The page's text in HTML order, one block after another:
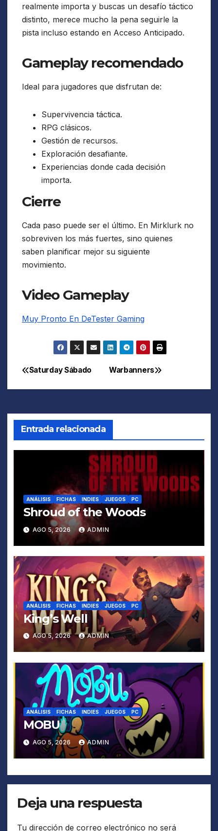
realmente importa y buscas un desafío táctico
distinto, merece mucho la pena seguirle la
pista incluso estando en Acceso Anticipado.
Gameplay recomendado
Ideal para jugadores que disfrutan de:
Supervivencia táctica.
RPG clásicos.
Gestión de recursos.
Exploración desafiante.
Experiencias donde cada decisión
importa.
Cierre
Cada paso puede ser el último. En Mirklurk no
sobreviven los más fuertes, sino quienes
saben planificar mejor su siguiente
movimiento.
Video Gameplay
Muy Pronto En DeTester Gaming
Navegación
de
entradas
Warbanners
Saturday Sábado
Entrada relacionada
ANÁLISIS FICHAS INDIES JUEGOS PC
Shroud of the Woods
AGO 5, 2026 ADMIN
ANÁLISIS FICHAS INDIES JUEGOS PC
King’s Well
AGO 5, 2026 ADMIN
ANÁLISIS FICHAS INDIES JUEGOS PC
MOBU
AGO 5, 2026 ADMIN
Deja una respuesta
Tu dirección de correo electrónico no será